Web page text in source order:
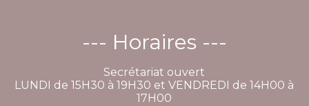
--- Horaires ---
Secrétariat ouvert
LUNDI de 15H30 à 19H30 et VENDREDI de 14H00 à
17H00